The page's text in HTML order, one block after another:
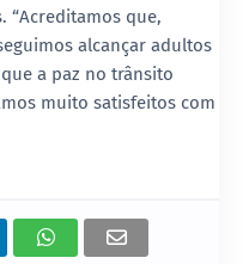
“Acreditamos que,
alcançar adultos
a paz no trânsito
muito satisfeitos com